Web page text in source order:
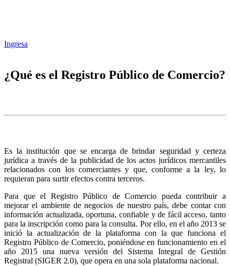
Ingresa
¿Qué es el Registro Público de Comercio?
Es la institución que se encarga de brindar seguridad y certeza
jurídica a través de la publicidad de los actos jurídicos mercantiles
relacionados con los comerciantes y que, conforme a la ley, lo
requieran para surtir efectos contra terceros.
Para que el Registro Público de Comercio pueda contribuir a
mejorar el ambiente de negocios de nuestro país, debe contar con
información actualizada, oportuna, confiable y de fácil acceso, tanto
para la inscripción como para la consulta. Por ello, en el año 2013 se
inició la actualización de la plataforma con la que funciona el
Registro Público de Comercio, poniéndose en funcionamiento en el
año 2015 una nueva versión del Sistema Integral de Gestión
Registral (SIGER 2.0), que opera en una sola plataforma nacional.